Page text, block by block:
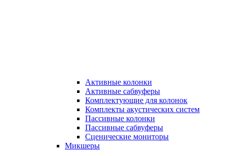
Активные колонки
Активные сабвуферы
Комплектующие для колонок
Комплекты акустических систем
Пассивные колонки
Пассивные сабвуферы
Сценические мониторы
Микшеры